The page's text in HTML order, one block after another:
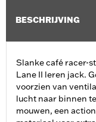
BESCHRIJVING
Slanke café racer-
Lane II leren jack.
voorzien van
lucht naar binnen
mouwen, een